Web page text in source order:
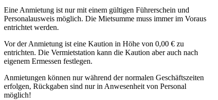
Eine Anmietung ist nur mit einem gültigen Führerschein und
Personalausweis möglich. Die Mietsumme muss immer im Voraus
entrichtet werden.
Vor der Anmietung ist eine Kaution in Höhe von 0,00 € zu
entrichten. Die Vermietstation kann die Kaution aber auch nach
eigenem Ermessen festlegen.
Anmietungen können nur während der normalen Geschäftszeiten
erfolgen, Rückgaben sind nur in Anwesenheit von Personal
möglich!